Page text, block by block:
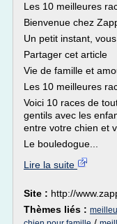
Les 10 meilleures
Bienvenue chez
Un petit instant,
Partager cet article
Vie de famille et
Les 10 meilleures
Voici 10 races de
gentils avec les
entre votre chien et
Le bouledogue...
Lire la suite
Site : http://
Thèmes liés :